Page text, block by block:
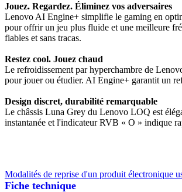
Fiche technique
Jouez. Regardez. Éliminez vos adversaires
Lenovo AI Engine+ simplifie le gaming en
pour offrir un jeu plus fluide et une meilleure
fiables et sans tracas.
Restez cool. Jouez chaud
Le refroidissement par hyperchambre de
pour jouer ou étudier. AI Engine+ garantit un
Design discret, durabilité remarquable
Le châssis Luna Grey du Lenovo LOQ est
instantanée et l'indicateur RVB « O » indique
Modalités de reprise d'un produit électronique